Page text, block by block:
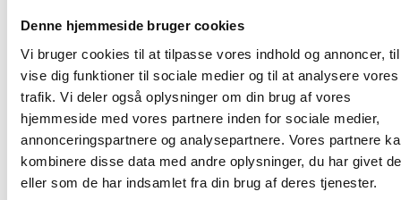
Denne hjemmeside bruger cookies
Vi bruger cookies til at tilpasse vores indhold og annoncer,
vise dig funktioner til sociale medier og til at analysere vores
trafik. Vi deler også oplysninger om din brug af vores
hjemmeside med vores partnere inden for sociale medier,
annonceringspartnere og analysepartnere. Vores partnere
kombinere disse data med andre oplysninger, du har givet
eller som de har indsamlet fra din brug af deres tjenester.
løsningsforslag og god hjælp til opbygning af en god
hjemmesidestruktur. Har hjulpet med at gøre arbejdet
med hjemmeside mere simpelt, så vi selv kan klare de
fleste opgaver med at vedligeholde og opdatere
siden. Når vi har haft brug for hjælp, har reaktionstiden
været kort. Alt i alt en rigtig god og pålidelig
samarbejdspartner.